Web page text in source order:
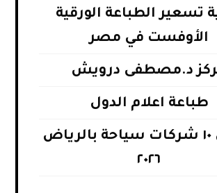
تسعير الطباعة الورقية
الأوفست في مصر
د.مصطفى درويش
طباعة اعلام الدول
افضل ١٠ شركات سياحة بالرياض
٢٠٢٦